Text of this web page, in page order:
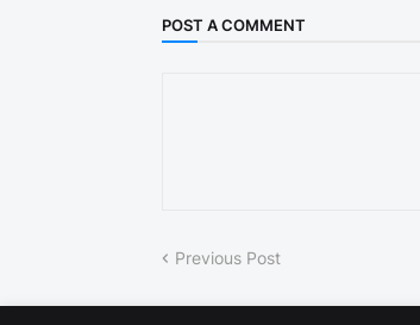
POST A COMMENT
Previous Post